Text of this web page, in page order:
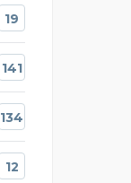
19
141
134
12